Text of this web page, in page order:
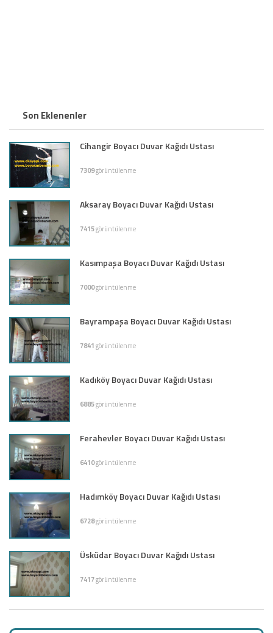
Son Eklenenler
Cihangir Boyacı Duvar Kağıdı Ustası
7309görüntülenme
Aksaray Boyacı Duvar Kağıdı Ustası
7415görüntülenme
Kasımpaşa Boyacı Duvar Kağıdı Ustası
7000görüntülenme
Bayrampaşa Boyacı Duvar Kağıdı Ustası
7841görüntülenme
Kadıköy Boyacı Duvar Kağıdı Ustası
6885görüntülenme
Ferahevler Boyacı Duvar Kağıdı Ustası
6410görüntülenme
Hadımköy Boyacı Duvar Kağıdı Ustası
6728görüntülenme
Üsküdar Boyacı Duvar Kağıdı Ustası
7417görüntülenme